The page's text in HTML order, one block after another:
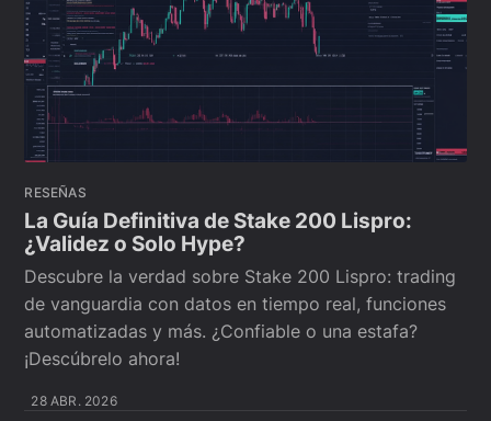
RESEÑAS
La Guía Definitiva de Stake 200 Lispro:
¿Validez o Solo Hype?
Descubre la verdad sobre Stake 200 Lispro: trading
de vanguardia con datos en tiempo real, funciones
automatizadas y más. ¿Confiable o una estafa?
¡Descúbrelo ahora!
28 ABR. 2026